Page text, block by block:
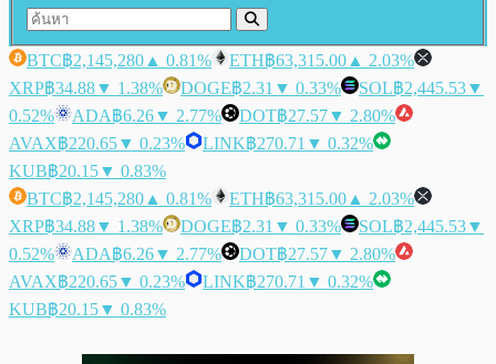
BTC฿2,145,280 ▲ 0.81% ETH฿63,315.00 ▲ 2.03%
XRP฿34.88▼ 1.38% DOGE฿2.31 ▼ 0.33% SOL฿2,445.53▼
0.52%
ADA฿6.26▼ 2.77% DOT฿27.57▼ 2.80%
AVAX฿220.65▼ 0.23% LINK฿270.71 ▼ 0.32%
KUB฿20.15▼ 0.83%
BTC฿2,145,280 ▲ 0.81% ETH฿63,315.00 ▲ 2.03%
XRP฿34.88▼ 1.38% DOGE฿2.31 ▼ 0.33% SOL฿2,445.53▼
0.52%
ADA฿6.26▼ 2.77% DOT฿27.57▼ 2.80%
AVAX฿220.65▼ 0.23% LINK฿270.71 ▼ 0.32%
KUB฿20.15▼ 0.83%